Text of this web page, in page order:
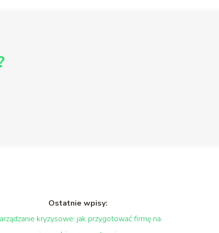
Ostatnie wpisy:
kryzysowe: jak przygotować firmę na